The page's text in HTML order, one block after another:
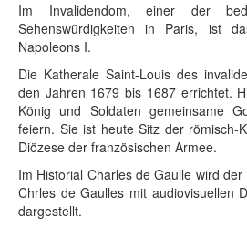
Im Invalidendom, einer der
Sehenswürdigkeiten in Paris, ist
Napoleons I.
Die Katherale Saint-Louis des
den Jahren 1679 bis 1687 errichtet.
König und Soldaten gemeinsame
feiern. Sie ist heute Sitz der römisch-
Diözese der französischen Armee.
Im Historial Charles de Gaulle wird der
Chrles de Gaulles mit audiovisuellen
dargestellt.